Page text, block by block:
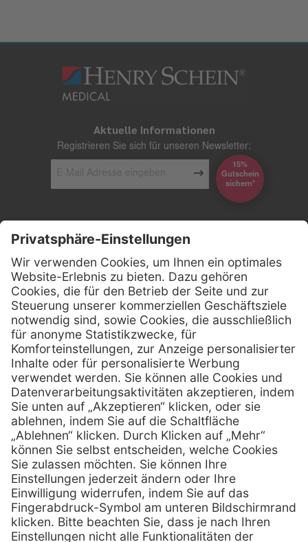
Aktuelle Informationen
Registrieren Sie sich für unseren Newsletter:
15%
Gutschein
*sichern
Kontakt
Firmensitz
Henry Schein Medical GmbH
Alt-Moabit 96 b
D-10559 Berlin
Telefon: 0800 - 888 777 6
Telefax: 0800 - 888 777 8
E-Mail: info @ henryschein-med.de
Services
Fernwartung
Vorteile
Eigenmarke
Leasing
Techn. Service
Hilfe
FAQs
Kontakt
Lob & Kritik
Außendienst
Retoure